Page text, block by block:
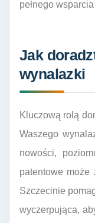
pełnego
Jak
wynalazki
Kluczową rolą
Waszego
nowości,
patentowe
Szczecinie
wyczerpująca,